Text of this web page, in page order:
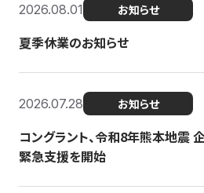
2026.08.01 お知らせ
夏季休業のお知らせ
2026.07.28 お知らせ
コングラント、令和8年熊本地震
緊急支援を開始